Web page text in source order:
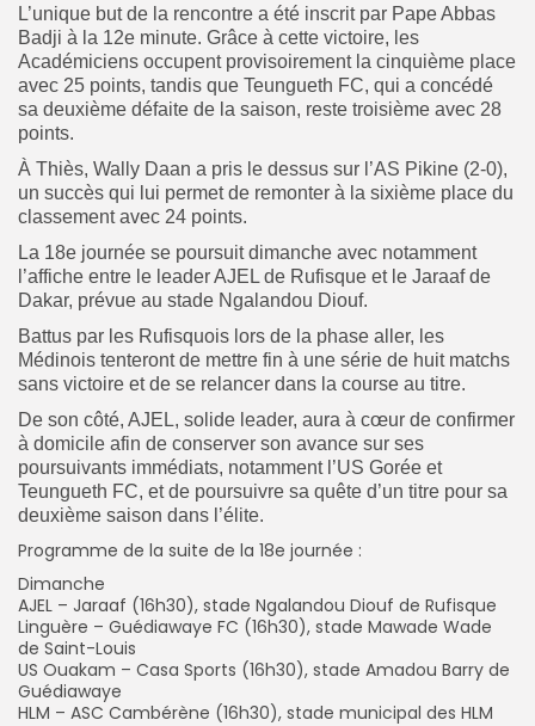
‎L’unique but de la rencontre a été inscrit par Pape Abbas
Badji à la 12e minute. Grâce à cette victoire, les
Académiciens occupent provisoirement la cinquième place
avec 25 points, tandis que Teungueth FC, qui a concédé
sa deuxième défaite de la saison, reste troisième avec 28
points.
‎À Thiès, Wally Daan a pris le dessus sur l’AS Pikine (2-0),
un succès qui lui permet de remonter à la sixième place du
classement avec 24 points.
‎La 18e journée se poursuit dimanche avec notamment
l’affiche entre le leader AJEL de Rufisque et le Jaraaf de
Dakar, prévue au stade Ngalandou Diouf.
Battus par les Rufisquois lors de la phase aller, les
Médinois tenteront de mettre fin à une série de huit matchs
sans victoire et de se relancer dans la course au titre.
‎De son côté, AJEL, solide leader, aura à cœur de confirmer
à domicile afin de conserver son avance sur ses
poursuivants immédiats, notamment l’US Gorée et
Teungueth FC, et de poursuivre sa quête d’un titre pour sa
deuxième saison dans l’élite.
Programme de la suite de la 18e journée :
‎Dimanche
AJEL – Jaraaf (16h30), stade Ngalandou Diouf de Rufisque
Linguère – Guédiawaye FC (16h30), stade Mawade Wade
de Saint-Louis
‎US Ouakam – Casa Sports (16h30), stade Amadou Barry de
Guédiawaye
‎HLM – ASC Cambérène (16h30), stade municipal des HLM